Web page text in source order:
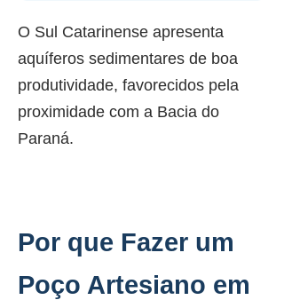
O Sul Catarinense apresenta
aquíferos sedimentares de boa
produtividade, favorecidos pela
proximidade com a Bacia do
Paraná.
Por que Fazer um
Poço Artesiano em